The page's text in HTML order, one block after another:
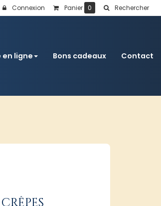
en ligne Bons cadeaux Contact
Connexion Panier 0 Rechercher